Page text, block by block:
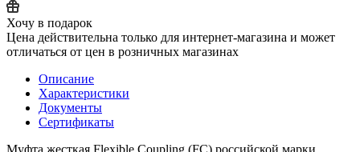
Хочу в подарок
Цена действительна только для интернет-магазина и может
отличаться от цен в розничных магазинах
Описание
Характеристики
Документы
Сертификаты
Муфта жесткая Flexible Coupling (FC) российской марки